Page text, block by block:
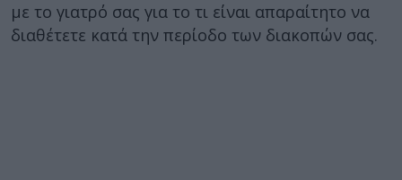
με το γιατρό σας για το τι είναι απαραίτητο να
διαθέτετε κατά την περίοδο των διακοπών σας.